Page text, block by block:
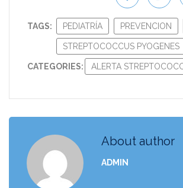
TAGS: PEDIATRÍA PREVENCION
STREPTOCOCCUS PYOGENES
CATEGORIES: ALERTA
About author
ADMIN